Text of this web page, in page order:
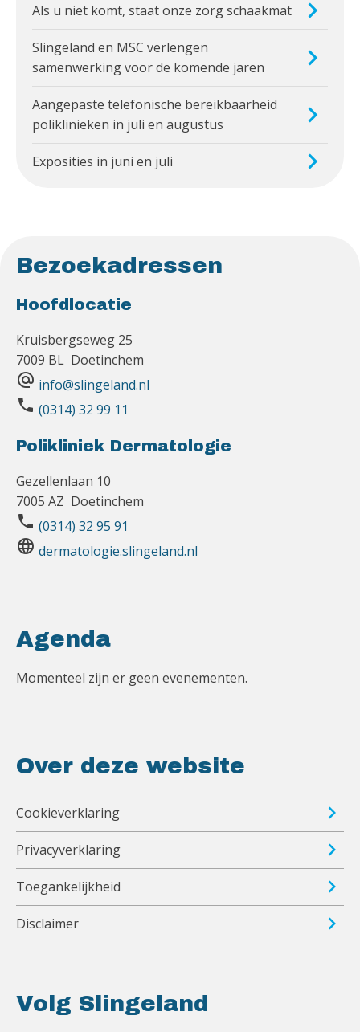
Als u niet komt, staat onze zorg schaakmat
Slingeland en MSC verlengen
samenwerking voor de komende jaren
Aangepaste telefonische bereikbaarheid
poliklinieken in juli en augustus
Exposities in juni en juli
Bezoekadressen
Hoofdlocatie
Kruisbergseweg 25
7009 BL Doetinchem
alternate_email info@slingeland.nl
phone (0314) 32 99 11
Polikliniek Dermatologie
Gezellenlaan 10
7005 AZ Doetinchem
phone (0314) 32 95 91
language dermatologie.slingeland.nl
Volg Slingeland
Agenda
Momenteel zijn er geen evenementen.
Over deze website
Cookieverklaring
Privacyverklaring
Toegankelijkheid
Disclaimer